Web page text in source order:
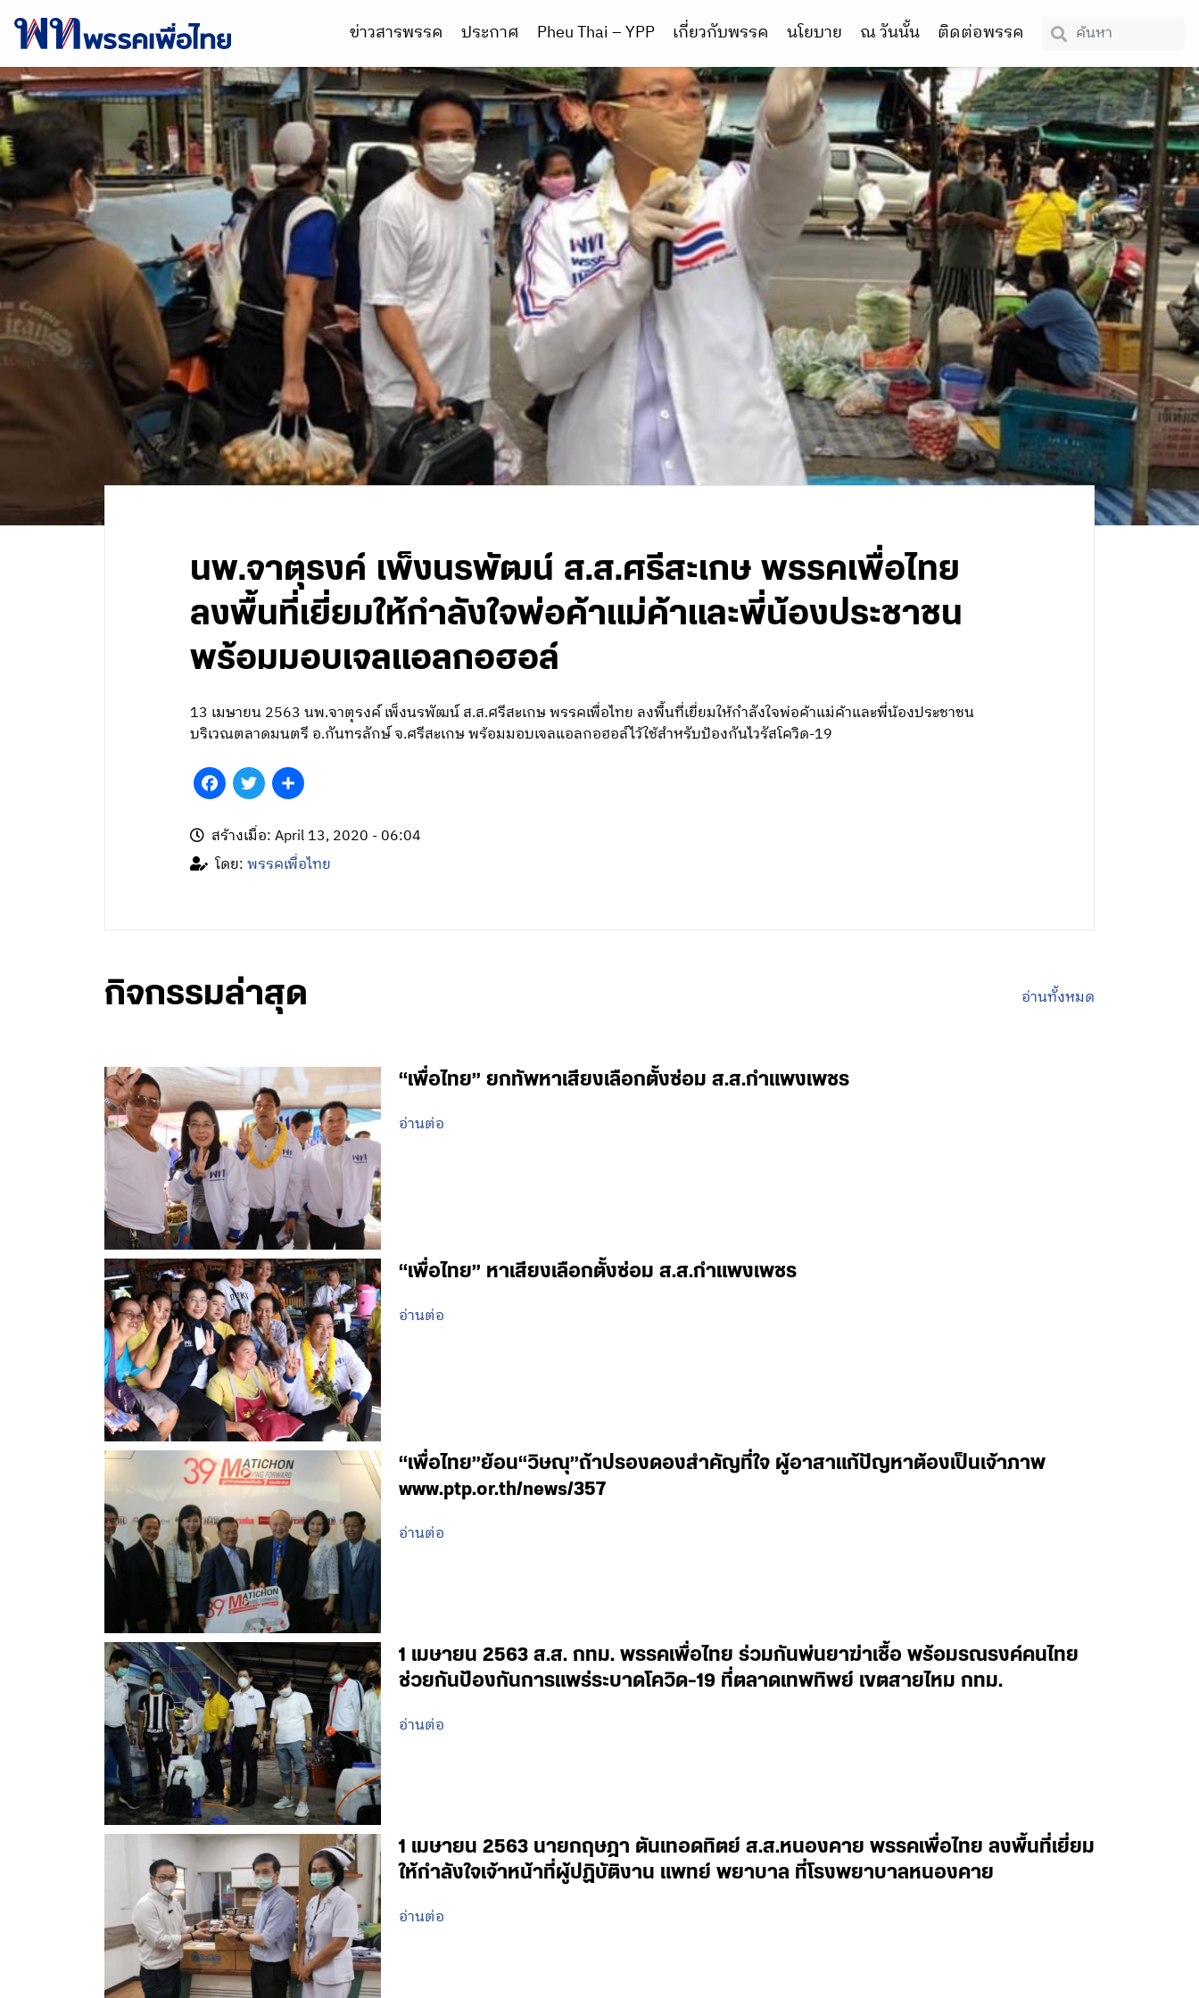
ข่าวสารพรรค ประกาศ Pheu Thai – YPP เกี่ยวกับพรรค นโยบาย ณ วันนั้น ติดต่อพรรค
นพ.จาตุรงค์ เพ็งนรพัฒน์ ส.ส.ศรีสะเกษ พรรคเพื่อไทย
ลงพื้นที่เยี่ยมให้กำลังใจพ่อค้าแม่ค้าและพี่น้องประชาชน
พร้อมมอบเจลแอลกอฮอล์
13 เมษายน 2563 นพ.จาตุรงค์ เพ็งนรพัฒน์ ส.ส.ศรีสะเกษ พรรคเพื่อไทย ลงพื้นที่เยี่ยมให้กำลังใจพ่อค้าแม่ค้าและพี่น้องประชาชน
บริเวณตลาดมนตรี อ.กันทรลักษ์ จ.ศรีสะเกษ พร้อมมอบเจลแอลกอฮอล์ไว้ใช้สำหรับป้องกันไวรัสโควิด-19
Facebook
TwitterShare
สร้างเมื่อ: April 13, 2020 - 06:04
โดย:พรรคเพื่อไทย
กิจกรรมล่าสุด อ่านทั้งหมด
“เพื่อไทย” ยกทัพหาเสียงเลือกตั้งซ่อม ส.ส.กำแพงเพชร
อ่านต่อ
“เพื่อไทย” หาเสียงเลือกตั้งซ่อม ส.ส.กำแพงเพชร
อ่านต่อ
“เพื่อไทย”ย้อน“วิษณุ”ถ้าปรองดองสำคัญที่ใจ ผู้อาสาแก้ปัญหาต้องเป็นเจ้าภาพ
www.ptp.or.th/news/357
อ่านต่อ
1 เมษายน 2563 ส.ส. กทม. พรรคเพื่อไทย ร่วมกันพ่นยาฆ่าเชื้อ พร้อมรณรงค์คนไทย
ช่วยกันป้องกันการแพร่ระบาดโควิด-19 ที่ตลาดเทพทิพย์ เขตสายไหม กทม.
อ่านต่อ
1 เมษายน 2563 นายกฤษฎา ตันเทอดทิตย์ ส.ส.หนองคาย พรรคเพื่อไทย ลงพื้นที่เยี่ยม
ให้กำลังใจเจ้าหน้าที่ผู้ปฏิบัติงาน แพทย์ พยาบาล ที่โรงพยาบาลหนองคาย
อ่านต่อ